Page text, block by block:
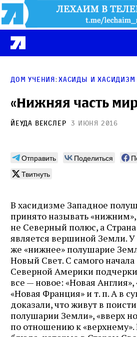
Дом учения: Хасиды и хасидизм
«Нижняя часть
Йеуда Векслер 3 июня 2016
Отправить Поделиться
Твитнуть
В хасидизме Западное
принято называть «нижним»,
не Северный полюс, а
является вершиной Земли. У
же «нижнее» полушарие
Новый Свет. С самого
Северной Америки
все — новое: «Новая
«Новая Франция» и т. п. А в
доказали, что живут в
полушарии Земли», «вверх
по отношению к